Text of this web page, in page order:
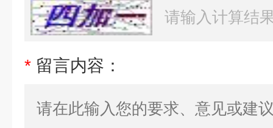
* 留言内容：